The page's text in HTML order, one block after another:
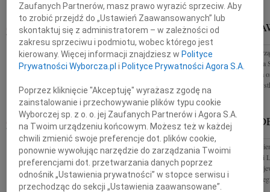
GRAŻYNA GĘSICKA 14.04.2010
RZESZÓW
Rodzinie i Bliskim tragicznie zmarłej 10 kwietnia
2010 roku Grażyny Gęsickiej Posłanki na Sejm
Rzeczypospolitej Polskiejj wyrazy współczucia i żalu
składają: Raktor, Senat i...
Poruszony i
Stanisława Zająca
Sejmu, adwokata
Dzieciom i
LESZEK DEPTUŁA 14.04.2010
RZESZÓW
Rodzinie i Bliskim tragicznie zmarłego 10 kwietnia
2010 roku Leszka Deptuły Posła na Sejm
Rzeczypospolitej Polskiej wyrazy współczucia i żalu
składają Rektor, Senat i...
LESZEK
RZESZÓW
Z wielkim
tragicznej śmierci
b. Marszałka
serdecznego
Zaufanych Partnerów, masz prawo wyrazić sprzeciw. Aby
to zrobić przejdź do „Ustawień Zaawansowanych” lub
skontaktuj się z administratorem – w zależności od
zakresu sprzeciwu i podmiotu, wobec którego jest
kierowany. Więcej informacji znajdziesz w Polityce
Prywatności Wyborcza.pl i Polityce Prywatności Agora S.A.
Poprzez kliknięcie "Akceptuję" wyrażasz zgodę na
zainstalowanie i przechowywanie plików typu cookie
Wyborczej sp. z o. o. jej Zaufanych Partnerów i Agora S.A.
na Twoim urządzeniu końcowym. Możesz też w każdej
chwili zmienić swoje preferencje dot. plików cookie,
ponownie wywołując narzędzie do zarządzania Twoimi
preferencjami dot. przetwarzania danych poprzez
odnośnik „Ustawienia prywatności” w stopce serwisu i
przechodząc do sekcji „Ustawienia zaawansowane”.